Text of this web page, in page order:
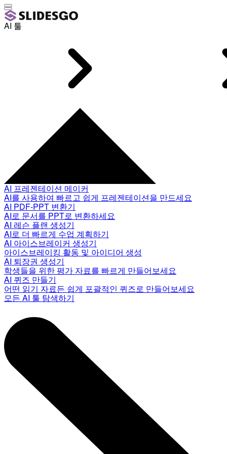
AI 툴
AI 프레젠테이션 메이커
AI를 사용하여 빠르고 쉽게 프레젠테이션을 만드세요
AI PDF-PPT 변환기
AI로 문서를 PPT로 변환하세요
AI 레슨 플랜 생성기
AI로 더 빠르게 수업 계획하기
AI 아이스브레이커 생성기
아이스브레이킹 활동 및 아이디어 생성
AI 퇴장권 생성기
학생들을 위한 평가 자료를 빠르게 만들어보세요
AI 퀴즈 만들기
어떤 읽기 자료든 쉽게 포괄적인 퀴즈로 만들어보세요
모든 AI 툴 탐색하기